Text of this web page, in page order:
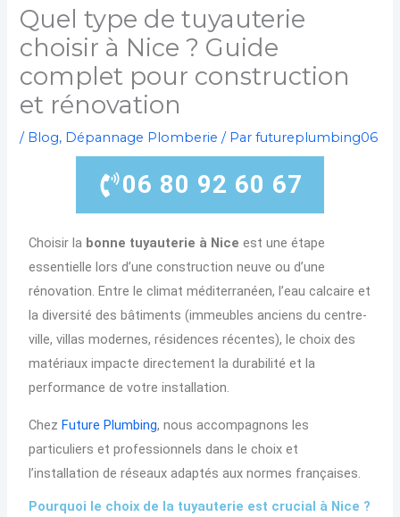
Quel type de tuyauterie
choisir à Nice ? Guide
complet pour construction
et rénovation
/ Blog, Dépannage Plomberie / Parfutureplumbing06
06 80 92 60 67
Choisir la bonne tuyauterie à Nice est une étape
essentielle lors d’une construction neuve ou d’une
rénovation. Entre le climat méditerranéen, l’eau calcaire et
la diversité des bâtiments (immeubles anciens du centre-
ville, villas modernes, résidences récentes), le choix des
matériaux impacte directement la durabilité et la
performance de votre installation.
ChezFuture Plumbing, nous accompagnons les
particuliers et professionnels dans le choix et
l’installation de réseaux adaptés aux normes françaises.
Pourquoi le choix de la tuyauterie est crucial à Nice ?